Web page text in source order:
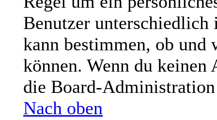
Benutzer
kann bestimmen, ob und
können. Wenn du keinen
die Board-
Nach oben